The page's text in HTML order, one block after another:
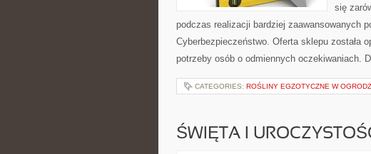
się
podczas realizacji bardziej zaawansowanych
Cyberbezpieczeństwo. Oferta sklepu została
potrzeby osób o odmiennych oczekiwaniach.
CATEGORIES: ROŚLINY EGZOTYCZNE W
ŚWIĘTA I